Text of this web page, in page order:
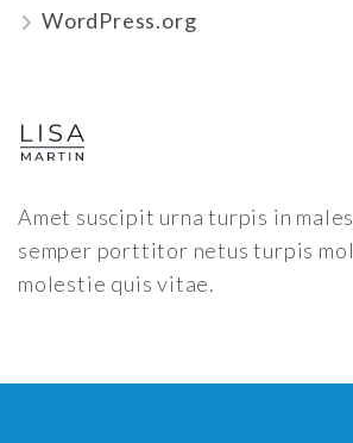
WordPress.org
Amet suscipit urna turpis in
semper porttitor netus turpis
molestie quis vitae.